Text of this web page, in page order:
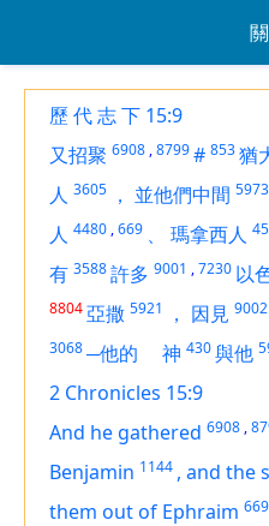
歷 代 志 下 15:9
又招聚 6908 ,8799# 853猶
人 3605 ， 並他們中間 5973
人 4480 ,669 、 瑪拿西人
有 3588許多 9001 ,7230 以
8804亞撒 5921 ， 因見 9002
3068─他的 神 430與他
2 Chronicles 15:9
And he gathered 6908 ,
Benjamin 1144 , and the
them out of Ephraim 669